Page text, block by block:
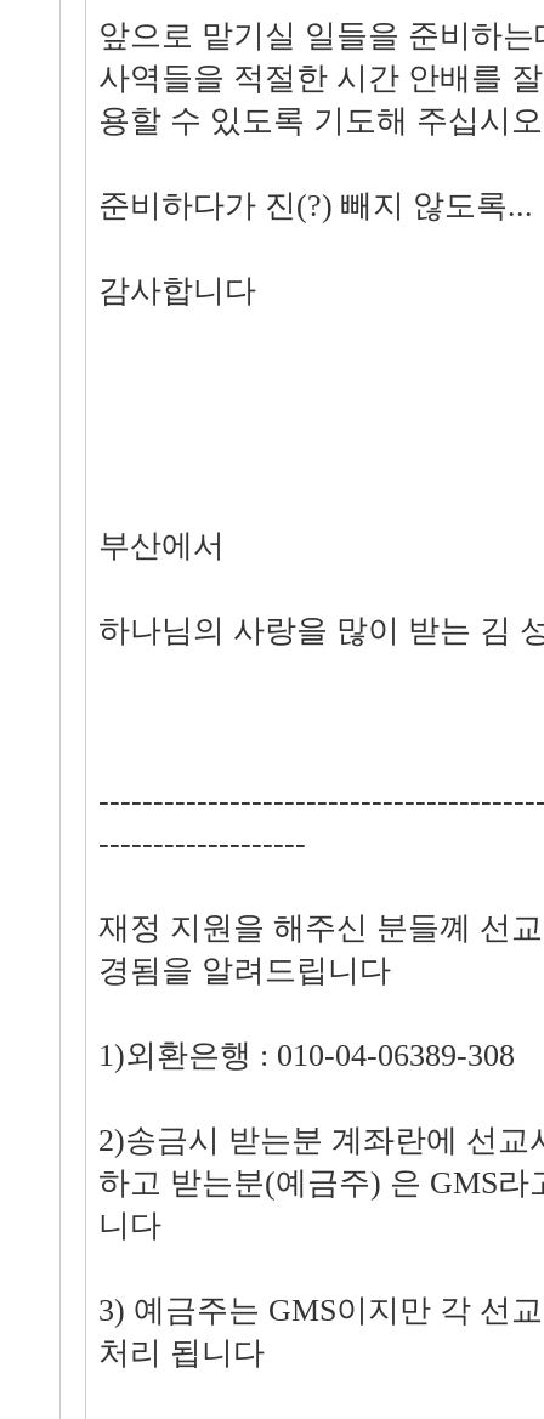
앞으로 맡기실 일들을 준비하
사역들을 적절한 시간 안배를
용할 수 있도록 기도해 주십시오
준비하다가 진(?) 빼지 않도록...
감사합니다
부산에서
하나님의 사랑을 많이 받는 김
-------------------
재정 지원을 해주신 분들꼐 선
경됨을 알려드립니다
1)외환은행 : 010-04-06389-308
2)송금시 받는분 계좌란에 선교
하고 받는분(예금주) 은 GMS라
니다
3) 예금주는 GMS이지만 각 선
처리 됩니다